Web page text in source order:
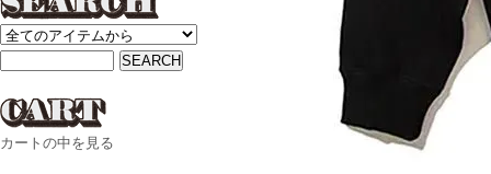
カートの中を見る